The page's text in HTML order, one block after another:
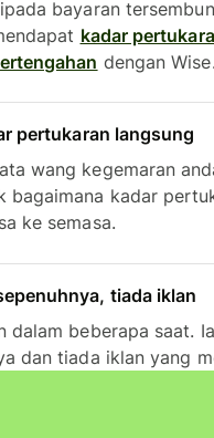
bayaran
kadar
dengan Wise.
pertukaran langsung
wang kegemaran
bagaimana kadar
ke semasa.
tiada iklan
dalam beberapa saat.
dan tiada iklan yang